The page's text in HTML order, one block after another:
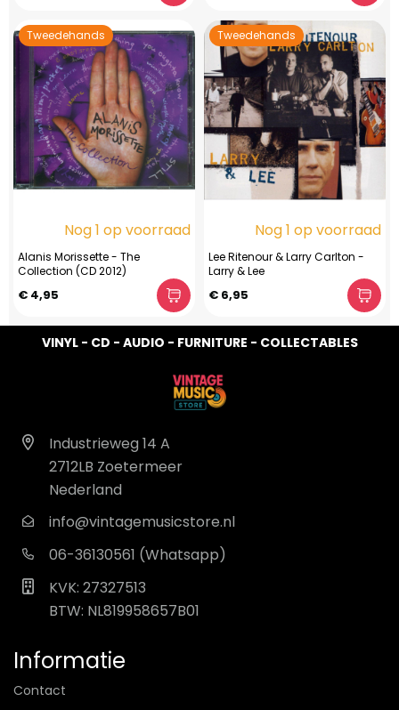
Tweedehands
Nog 1 op voorraad
Alanis Morissette - The
Collection (CD 2012)
€ 4,95
Tweedehands
Nog 1 op voorraad
Lee Ritenour & Larry Carlton -
Larry & Lee
€ 6,95
VINYL - CD - AUDIO - FURNITURE - COLLECTABLES
Industrieweg 14 A
2712LB Zoetermeer
Nederland
info@vintagemusicstore.nl
06-36130561 (Whatsapp)
KVK: 27327513
BTW: NL819958657B01
Informatie
Contact